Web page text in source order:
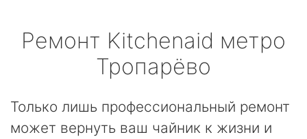
Ремонт Kitchenaid метро
Тропарёво
Только лишь профессиональный ремонт
может вернуть ваш чайник к жизни и